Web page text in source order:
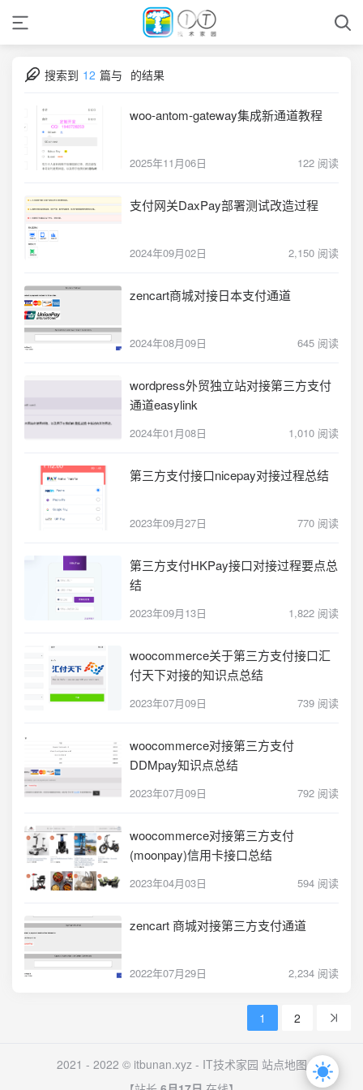
搜索到 12 篇与 的结果
woo-antom-gateway集成新通道教程
2025年11月06日 122 阅读
支付网关DaxPay部署测试改造过程
2024年09月02日 2,150 阅读
zencart商城对接日本支付通道
2024年08月09日 645 阅读
wordpress外贸独立站对接第三方支付
通道easylink
2024年01月08日 1,010 阅读
第三方支付接口nicepay对接过程总结
2023年09月27日 770 阅读
第三方支付HKPay接口对接过程要点总
结
2023年09月13日 1,822 阅读
woocommerce关于第三方支付接口汇
付天下对接的知识点总结
2023年07月09日 739 阅读
woocommerce对接第三方支付
DDMpay知识点总结
2023年07月09日 792 阅读
woocommerce对接第三方支付
(moonpay)信用卡接口总结
2023年04月03日 594 阅读
zencart 商城对接第三方支付通道
2022年07月29日 2,234 阅读
1 2
2021 - 2022 © itbunan.xyz - IT技术家园 站点地图